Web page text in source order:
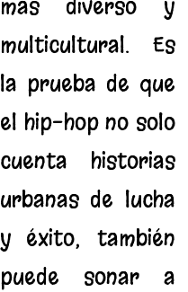
más diverso y
multicultural. Es
la prueba de que
el hip-hop no solo
cuenta historias
urbanas de lucha
y éxito; también
puede sonar a